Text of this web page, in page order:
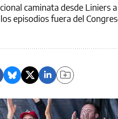
caminata desde Liniers
episodios fuera del